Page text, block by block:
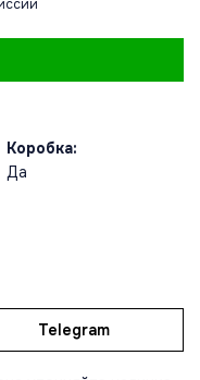
Коробка:
Да
Telegram